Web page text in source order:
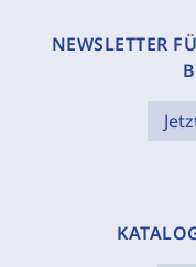
NEWSLETTER